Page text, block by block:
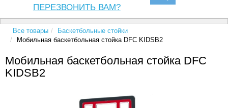
ПЕРЕЗВОНИТЬ ВАМ?
Все товары
Баскетбольные стойки
Мобильная баскетбольная стойка DFC KIDSB2
Мобильная баскетбольная стойка DFC
KIDSB2